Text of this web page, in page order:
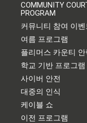
COMMUNITY
PROGRAM
커뮤니티 참여 이벤
여름 프로그램
플리머스 카운티
학교 기반 프로그램
사이버 안전
대중의 인식
케이블 쇼
이전 프로그램